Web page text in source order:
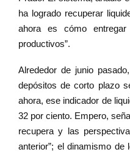
ha logrado recuperar
ahora es cómo
productivos”.
Alrededor de junio
depósitos de corto plazo
ahora, ese indicador de
32 por ciento. Empero,
recupera y las
anterior”; el dinamismo